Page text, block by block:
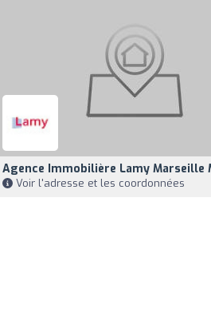
Agence Immobilière Lamy Marseille
Voir l'adresse et les coordonnées